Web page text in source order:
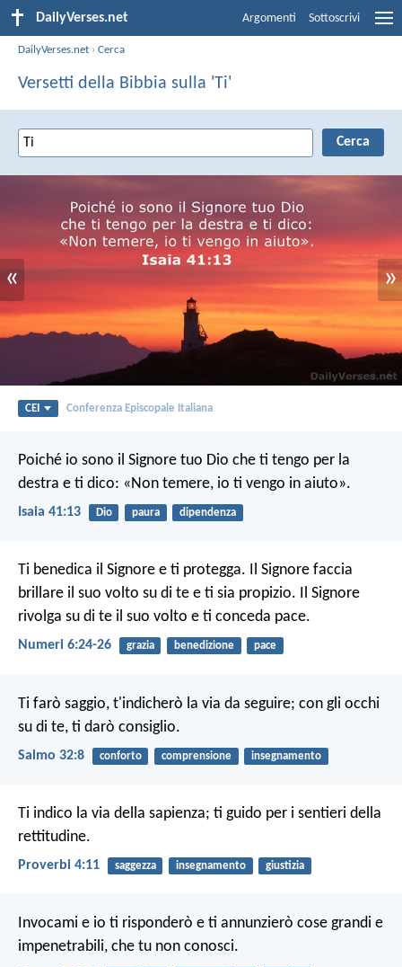
DailyVerses.net Argomenti Sottoscrivi
DailyVerses.net ›Cerca
Versetti della Bibbia sulla 'Ti'
« »
CEI Conferenza Episcopale Italiana
Poiché io sono il Signore tuo Dio che ti tengo per la
destra e ti dico: «Non temere, io ti vengo in aiuto».
Isaia 41:13 Dio paura dipendenza
Ti benedica il Signore e ti protegga. Il Signore faccia
brillare il suo volto su di te e ti sia propizio. Il Signore
rivolga su di te il suo volto e ti conceda pace.
Numeri 6:24-26 grazia benedizione pace
Ti farò saggio, t'indicherò la via da seguire; con gli occhi
su di te, ti darò consiglio.
Salmo 32:8 conforto comprensione insegnamento
Ti indico la via della sapienza; ti guido per i sentieri della
rettitudine.
Proverbi 4:11 saggezza insegnamento giustizia
Invocami e io ti risponderò e ti annunzierò cose grandi e
impenetrabili, che tu non conosci.